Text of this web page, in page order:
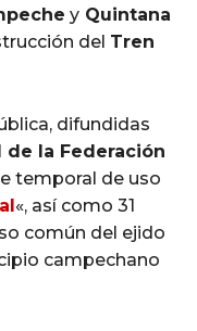
y Quintana
del Tren
difundidas
de la Federación
temporal de uso
«, así como 31
común del ejido
campechano